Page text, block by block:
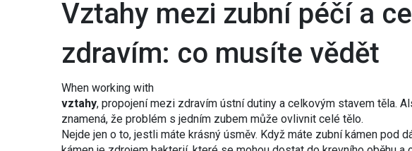
Vztahy mezi zubní péčí a
zdravím: co musíte vědět
When working with
vztahy, propojení mezi zdravím ústní dutiny a celkovým stavem těla.
znamená, že problém s jedním zubem může ovlivnit celé tělo.
Nejde jen o to, jestli máte krásný úsměv. Když máte zubní kámen pod